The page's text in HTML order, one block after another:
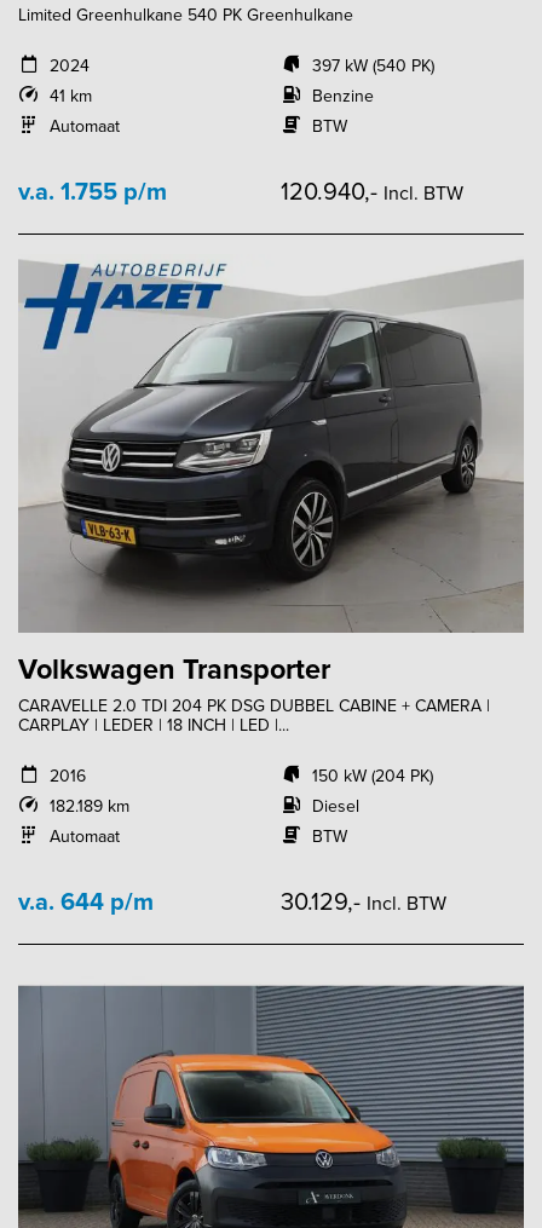
Limited Greenhulkane 540 PK Greenhulkane
2024
41 km
Automaat
397 kW (540 PK)
Benzine
BTW
v.a. 1.755 p/m 120.940,- Incl. BTW
Volkswagen Transporter
CARAVELLE 2.0 TDI 204 PK DSG DUBBEL CABINE + CAMERA |
CARPLAY | LEDER | 18 INCH | LED |...
2016
182.189 km
Automaat
150 kW (204 PK)
Diesel
BTW
v.a. 644 p/m 30.129,- Incl. BTW